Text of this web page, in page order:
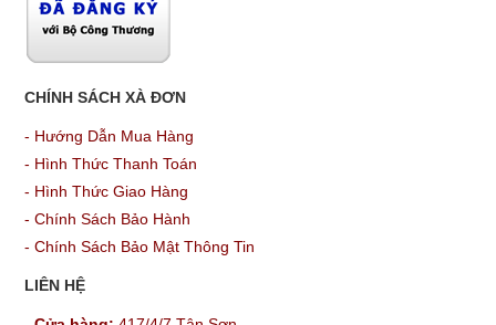
CHÍNH SÁCH XÀ ĐƠN
- Hướng Dẫn Mua Hàng
- Hình Thức Thanh Toán
- Hình Thức Giao Hàng
- Chính Sách Bảo Hành
- Chính Sách Bảo Mật Thông Tin
LIÊN HỆ